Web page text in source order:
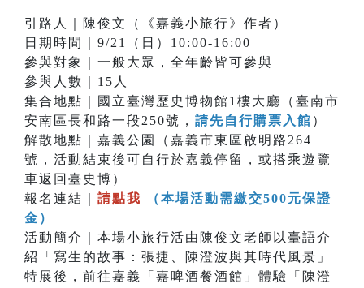
引路人｜陳俊文（《嘉義小旅行》作者）
日期時間｜9/21（日）10:00-16:00
參與對象｜一般大眾，全年齡皆可參與
參與人數｜15人
集合地點｜國立臺灣歷史博物館1樓大廳（臺南市
安南區長和路一段250號， 請先自行購票入館 ）
解散地點｜嘉義公園（嘉義市東區啟明路264
號，活動結束後可自行於嘉義停留，或搭乘遊覽
車返回臺史博）
報名連結｜ 請點我
（本場活動需繳交500元保證
金）
活動簡介｜本場小旅行活由陳俊文老師以臺語介
紹「寫生的故事：張捷、陳澄波與其時代風景」
特展後，前往嘉義「嘉啤酒餐酒館」體驗「陳澄